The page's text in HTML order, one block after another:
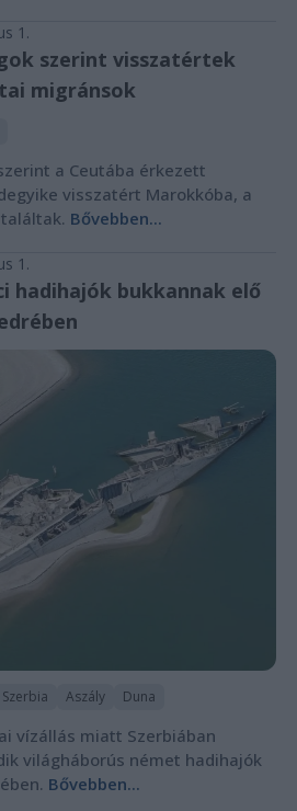
1.
szerint visszatértek
migránsok
a Ceutába érkezett
visszatért Marokkóba, a
Bővebben...
1.
hadihajók bukkannak elő
Szerbia Aszály Duna
vízállás miatt Szerbiában
világháborús német hadihajók
Bővebben...